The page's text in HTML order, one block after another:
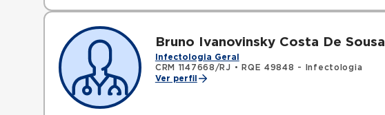
Bruno Ivanovinsky Costa De Sousa
Infectologia Geral
CRM 1147668/RJ •
RQE 49848 - Infectologia
Ver perfil